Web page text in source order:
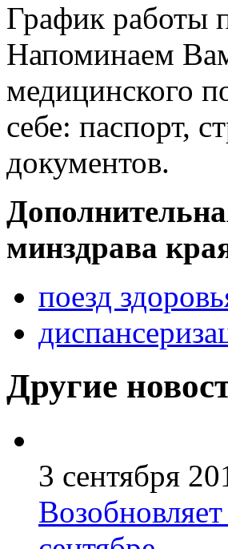
График работы
Напоминаем
медицинского
себе: паспорт,
документов.
минздрава
поезд
Другие
3 сентября